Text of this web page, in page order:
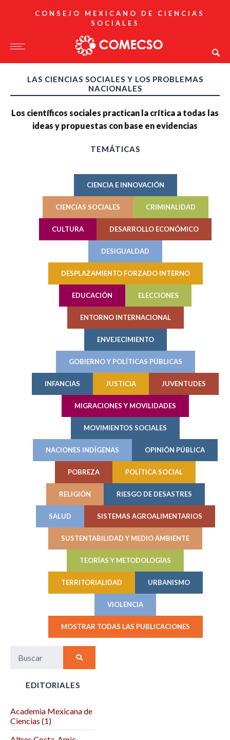
CONSEJO MEXICANO DE CIENCIAS
SOCIALES
LAS CIENCIAS SOCIALES Y LOS PROBLEMAS
NACIONALES
Los científicos sociales practican la crítica a todas las
ideas y propuestas con base en evidencias
TEMÁTICAS
CIENCIA E INNOVACIÓN
CIENCIAS SOCIALES CRIMINALIDAD
CULTURA DESARROLLO ECONÓMICO
DESIGUALDAD
DESPLAZAMIENTO FORZADO INTERNO
EDUCACIÓN ELECCIONES
ENTORNO INTERNACIONAL
ENVEJECIMIENTO
GOBIERNO Y POLÍTICAS PÚBLICAS
INFANCIAS JUSTICIA JUVENTUDES
MIGRACIONES Y MOVILIDADES
MOVIMIENTOS SOCIALES
NACIONES INDÍGENAS OPINIÓN PÚBLICA
POBREZA POLÍTICA SOCIAL
RELIGIÓN RIESGO DE DESASTRES
SALUD SISTEMAS AGROALIMENTARIOS
SUSTENTABILIDAD Y MEDIO AMBIENTE
TEORÍAS Y METODOLOGÍAS
TERRITORIALIDAD URBANISMO
VIOLENCIA
MOSTRAR TODAS LAS PUBLICACIONES
EDITORIALES
Academia Mexicana de
Ciencias (1)